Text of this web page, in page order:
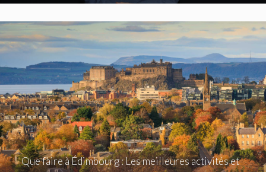
Que faire à Édimbourg : Les meilleures activités et